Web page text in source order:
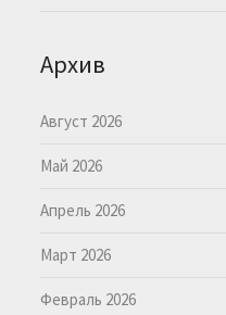
Архив
Август 2026
Май 2026
Апрель 2026
Март 2026
Февраль 2026